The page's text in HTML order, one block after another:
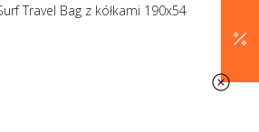
Travel Bag z kółkami 190x54